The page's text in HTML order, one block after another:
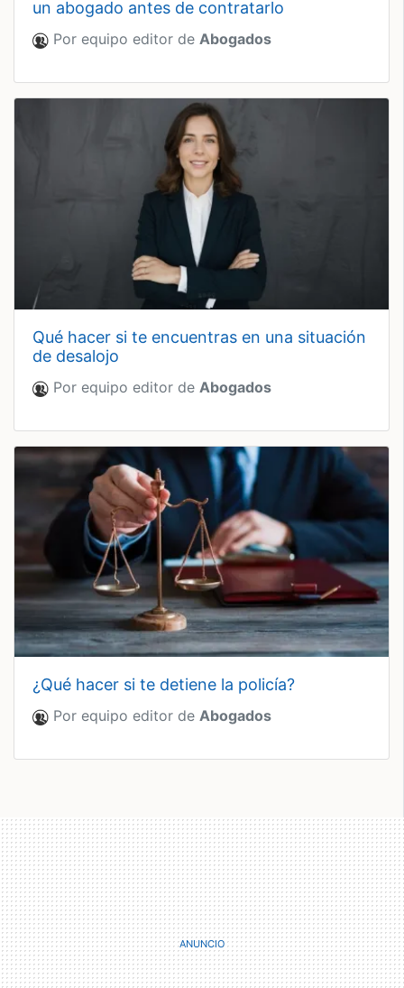
un abogado antes de contratarlo
Por equipo editor de Abogados
qué hacer si te encuentras en una situación
de desalojo
Por equipo editor de Abogados
¿qué hacer si te detiene la policía?
Por equipo editor de Abogados